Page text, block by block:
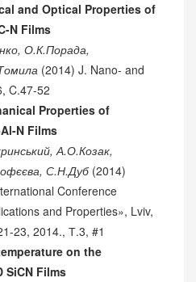
and Optical Properties of
N Films
О.К.Порада,
(2014) J. Nano- and
C.47-52
Properties of
N Films
А.О.Козак,
С.Н.Дуб(2014)
Conference
and Properties», Lviv,
23, 2014., Т.3, #1
on the
SiCN Films